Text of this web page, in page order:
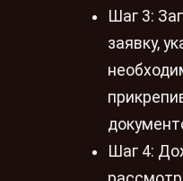
Шаг 3:
заявку,
Шаг 4: